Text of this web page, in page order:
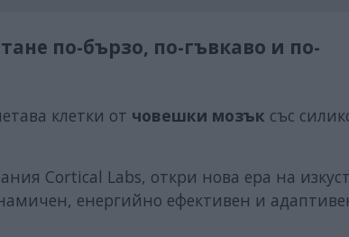
по-бързо, по-гъвкаво и по-
клетки от човешки мозък със
Cortical Labs, откри нова ера на
енергийно ефективен и